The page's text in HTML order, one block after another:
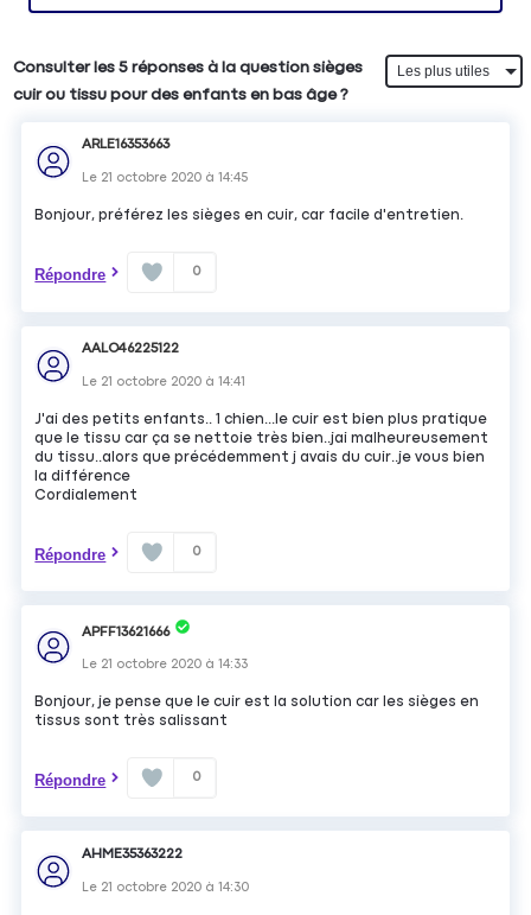
Consulter les 5 réponses à la question sièges
cuir ou tissu pour des enfants en bas âge ?
ARLE16353663
Le 21 octobre 2020 à14:45
Bonjour, préférez les sièges en cuir, car facile d'entretien.
Répondre 0
AALO46225122
Le 21 octobre 2020 à14:41
J'ai des petits enfants.. 1 chien...le cuir est bien plus pratique
que le tissu car ça se nettoie très bien..jai malheureusement
du tissu..alors que précédemment j avais du cuir..je vous bien
la différence
Cordialement
Répondre 0
APFF13621666
Le 21 octobre 2020 à14:33
Bonjour, je pense que le cuir est la solution car les sièges en
tissus sont très salissant
Répondre 0
AHME35363222
Le 21 octobre 2020 à14:30